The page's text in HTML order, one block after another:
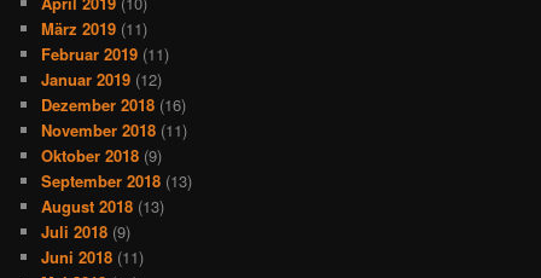
März 2019 (11)
Februar 2019 (11)
Januar 2019 (12)
Dezember 2018 (16)
November 2018 (11)
Oktober 2018 (9)
September 2018 (13)
August 2018 (13)
Juli 2018 (9)
Juni 2018 (11)